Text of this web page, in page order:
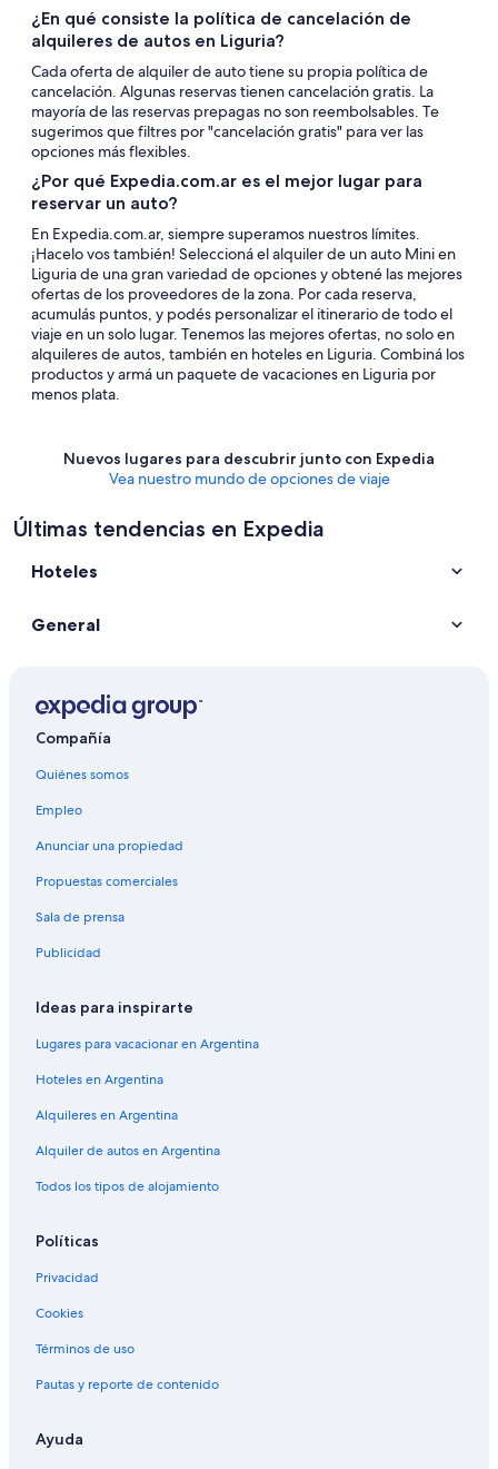
¿En qué consiste la política de cancelación de
alquileres de autos en Liguria?
Cada oferta de alquiler de auto tiene su propia política de
cancelación. Algunas reservas tienen cancelación gratis. La
mayoría de las reservas prepagas no son reembolsables. Te
sugerimos que filtres por "cancelación gratis" para ver las
opciones más flexibles.
¿Por qué Expedia.com.ar es el mejor lugar para
reservar un auto?
En Expedia.com.ar, siempre superamos nuestros límites.
¡Hacelo vos también! Seleccioná el alquiler de un auto Mini en
Liguria de una gran variedad de opciones y obtené las mejores
ofertas de los proveedores de la zona. Por cada reserva,
acumulás puntos, y podés personalizar el itinerario de todo el
viaje en un solo lugar. Tenemos las mejores ofertas, no solo en
alquileres de autos, también en hoteles en Liguria. Combiná los
productos y armá un paquete de vacaciones en Liguria por
menos plata.
Nuevos lugares para descubrir junto con Expedia
Vea nuestro mundo de opciones de viaje
Últimas tendencias en Expedia
Hoteles
General
Compañía
Quiénes somos
Empleo
Anunciar una propiedad
Propuestas comerciales
Sala de prensa
Publicidad
Ideas para inspirarte
Lugares para vacacionar en Argentina
Hoteles en Argentina
Alquileres en Argentina
Alquiler de autos en Argentina
Todos los tipos de alojamiento
Políticas
Privacidad
Cookies
Términos de uso
Pautas y reporte de contenido
Ayuda